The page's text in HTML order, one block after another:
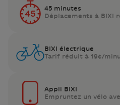
45 minutes
Déplacements à BIXI
BIXI électrique
Tarif réduit à 19¢/
Appli BIXI
Empruntez un vélo